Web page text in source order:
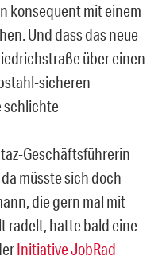
konsequent mit einem
Und dass das neue
über einen
sicheren
schlichte
Geschäftsführerin
müsste sich doch
die gern mal mit
radelt, hatte bald eine
Initiative JobRad